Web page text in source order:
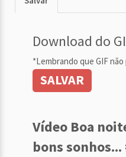
Download do
*Lembrando que GIF
SALVAR
Vídeo Boa
bons